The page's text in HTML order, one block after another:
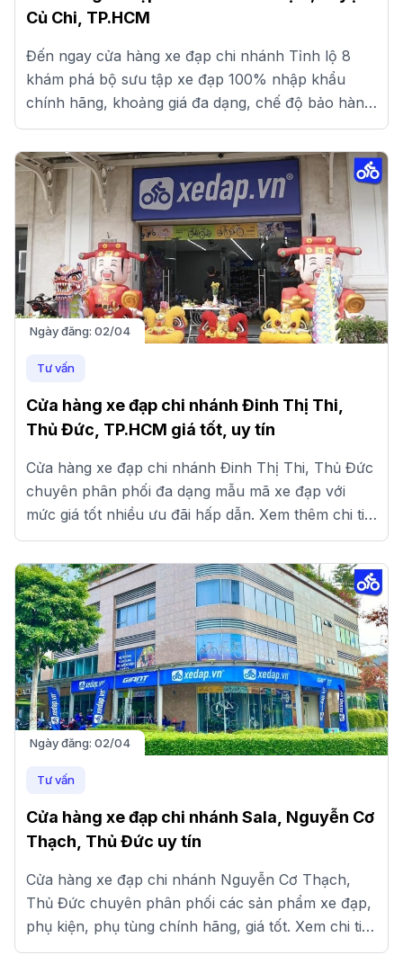
Củ Chi, TP.HCM
Đến ngay cửa hàng xe đạp chi nhánh Tỉnh lộ 8
khám phá bộ sưu tập xe đạp 100% nhập khẩu
chính hãng, khoảng giá đa dạng, chế độ bảo hành
uy tín. Xem ngay!
Ngày đăng: 02/04
Tư vấn
Cửa hàng xe đạp chi nhánh Đinh Thị Thi,
Thủ Đức, TP.HCM giá tốt, uy tín
Cửa hàng xe đạp chi nhánh Đinh Thị Thi, Thủ Đức
chuyên phân phối đa dạng mẫu mã xe đạp với
mức giá tốt nhiều ưu đãi hấp dẫn. Xem thêm chi tiết
tại đây.
Ngày đăng: 02/04
Tư vấn
Cửa hàng xe đạp chi nhánh Sala, Nguyễn Cơ
Thạch, Thủ Đức uy tín
Cửa hàng xe đạp chi nhánh Nguyễn Cơ Thạch,
Thủ Đức chuyên phân phối các sản phẩm xe đạp,
phụ kiện, phụ tùng chính hãng, giá tốt. Xem chi tiết
tại đây.